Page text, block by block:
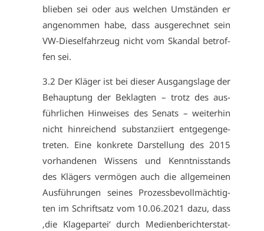
blie­ben sei oder aus wel­chen Um­stän­den er
an­ge­nom­men ha­be, dass aus­ge­rech­net sein
VW-Die­sel­fahr­zeug nicht vom Skan­dal be­trof­
fen sei.
3.2 Der Klä­ger ist bei die­ser Aus­gangs­la­ge der
Be­haup­tung der Be­klag­ten – trotz des aus­
führ­li­chen Hin­wei­ses des Se­nats – wei­ter­hin
nicht hin­rei­chend sub­stan­zi­iert ent­ge­gen­ge­
tre­ten. Ei­ne kon­kre­te Dar­stel­lung des 2015
vor­han­de­nen Wis­sens und Kennt­nis­stands
des Klä­gers ver­mö­gen auch die all­ge­mei­nen
Aus­füh­run­gen sei­nes Pro­zess­be­voll­mäch­tig­
ten im Schrift­satz vom 10.06.2021 da­zu, dass
‚die Kla­ge­par­tei‘ durch Me­di­en­be­richt­er­stat­